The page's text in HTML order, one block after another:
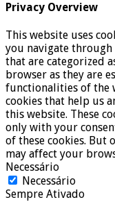
Privacy Overview
This website uses
you navigate through
that are categorized
browser as they are
functionalities of the
cookies that help us
this website. These
only with your
of these cookies. But
may affect your
Necessário
Necessário
Sempre Ativado